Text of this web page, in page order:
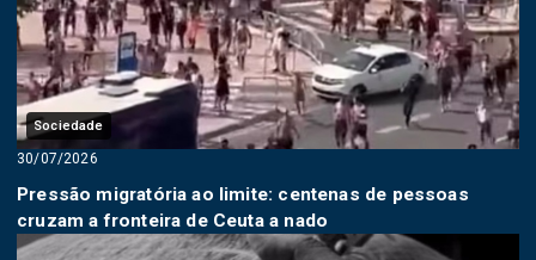
Sociedade
30/07/2026
Pressão migratória ao limite: centenas de pessoas
cruzam a fronteira de Ceuta a nado